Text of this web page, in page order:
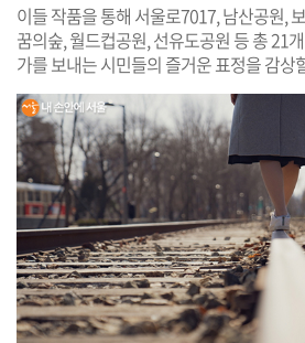
이들 작품을 통해 서울로7017, 남산공원,
꿈의숲, 월드컵공원, 선유도공원 등 총 21
가를 보내는 시민들의 즐거운 표정을 감상